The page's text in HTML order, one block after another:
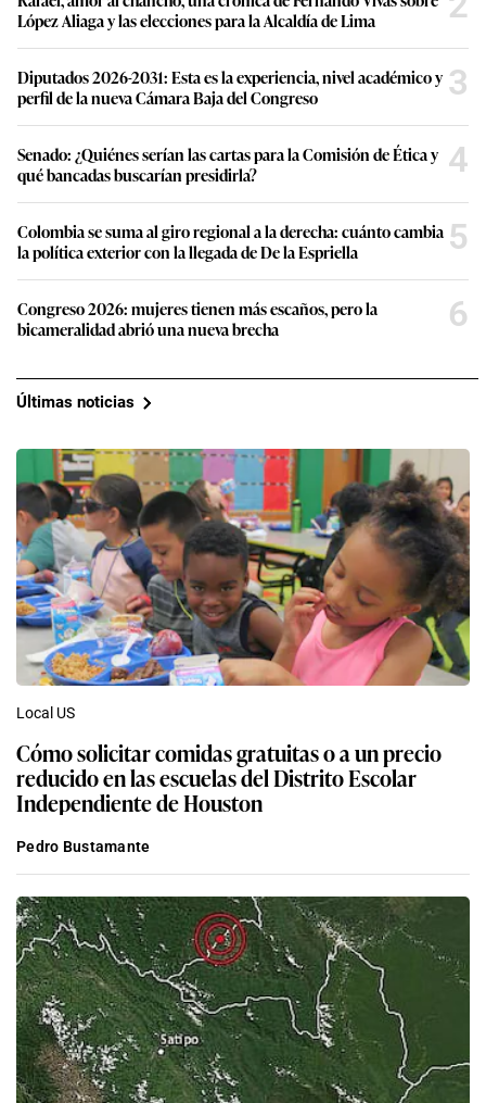
López Aliaga y las elecciones para la Alcaldía de Lima
Diputados 2026-2031: Esta es la experiencia, nivel académico y
perfil de la nueva Cámara Baja del Congreso
3
Senado: ¿Quiénes serían las cartas para la Comisión de Ética y
qué bancadas buscarían presidirla?
4
Colombia se suma al giro regional a la derecha: cuánto cambia
la política exterior con la llegada de De la Espriella
5
Congreso 2026: mujeres tienen más escaños, pero la
bicameralidad abrió una nueva brecha
6
Últimas noticias
Local US
Cómo solicitar comidas gratuitas o a un precio
reducido en las escuelas del Distrito Escolar
Independiente de Houston
Pedro Bustamante